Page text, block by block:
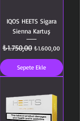
IQOS HEETS Sigara
Sienna Kartuş
Normal Fiyat
₺1.750,00 İndirimli Fiyat
₺1.600,00
Sepete Ekle